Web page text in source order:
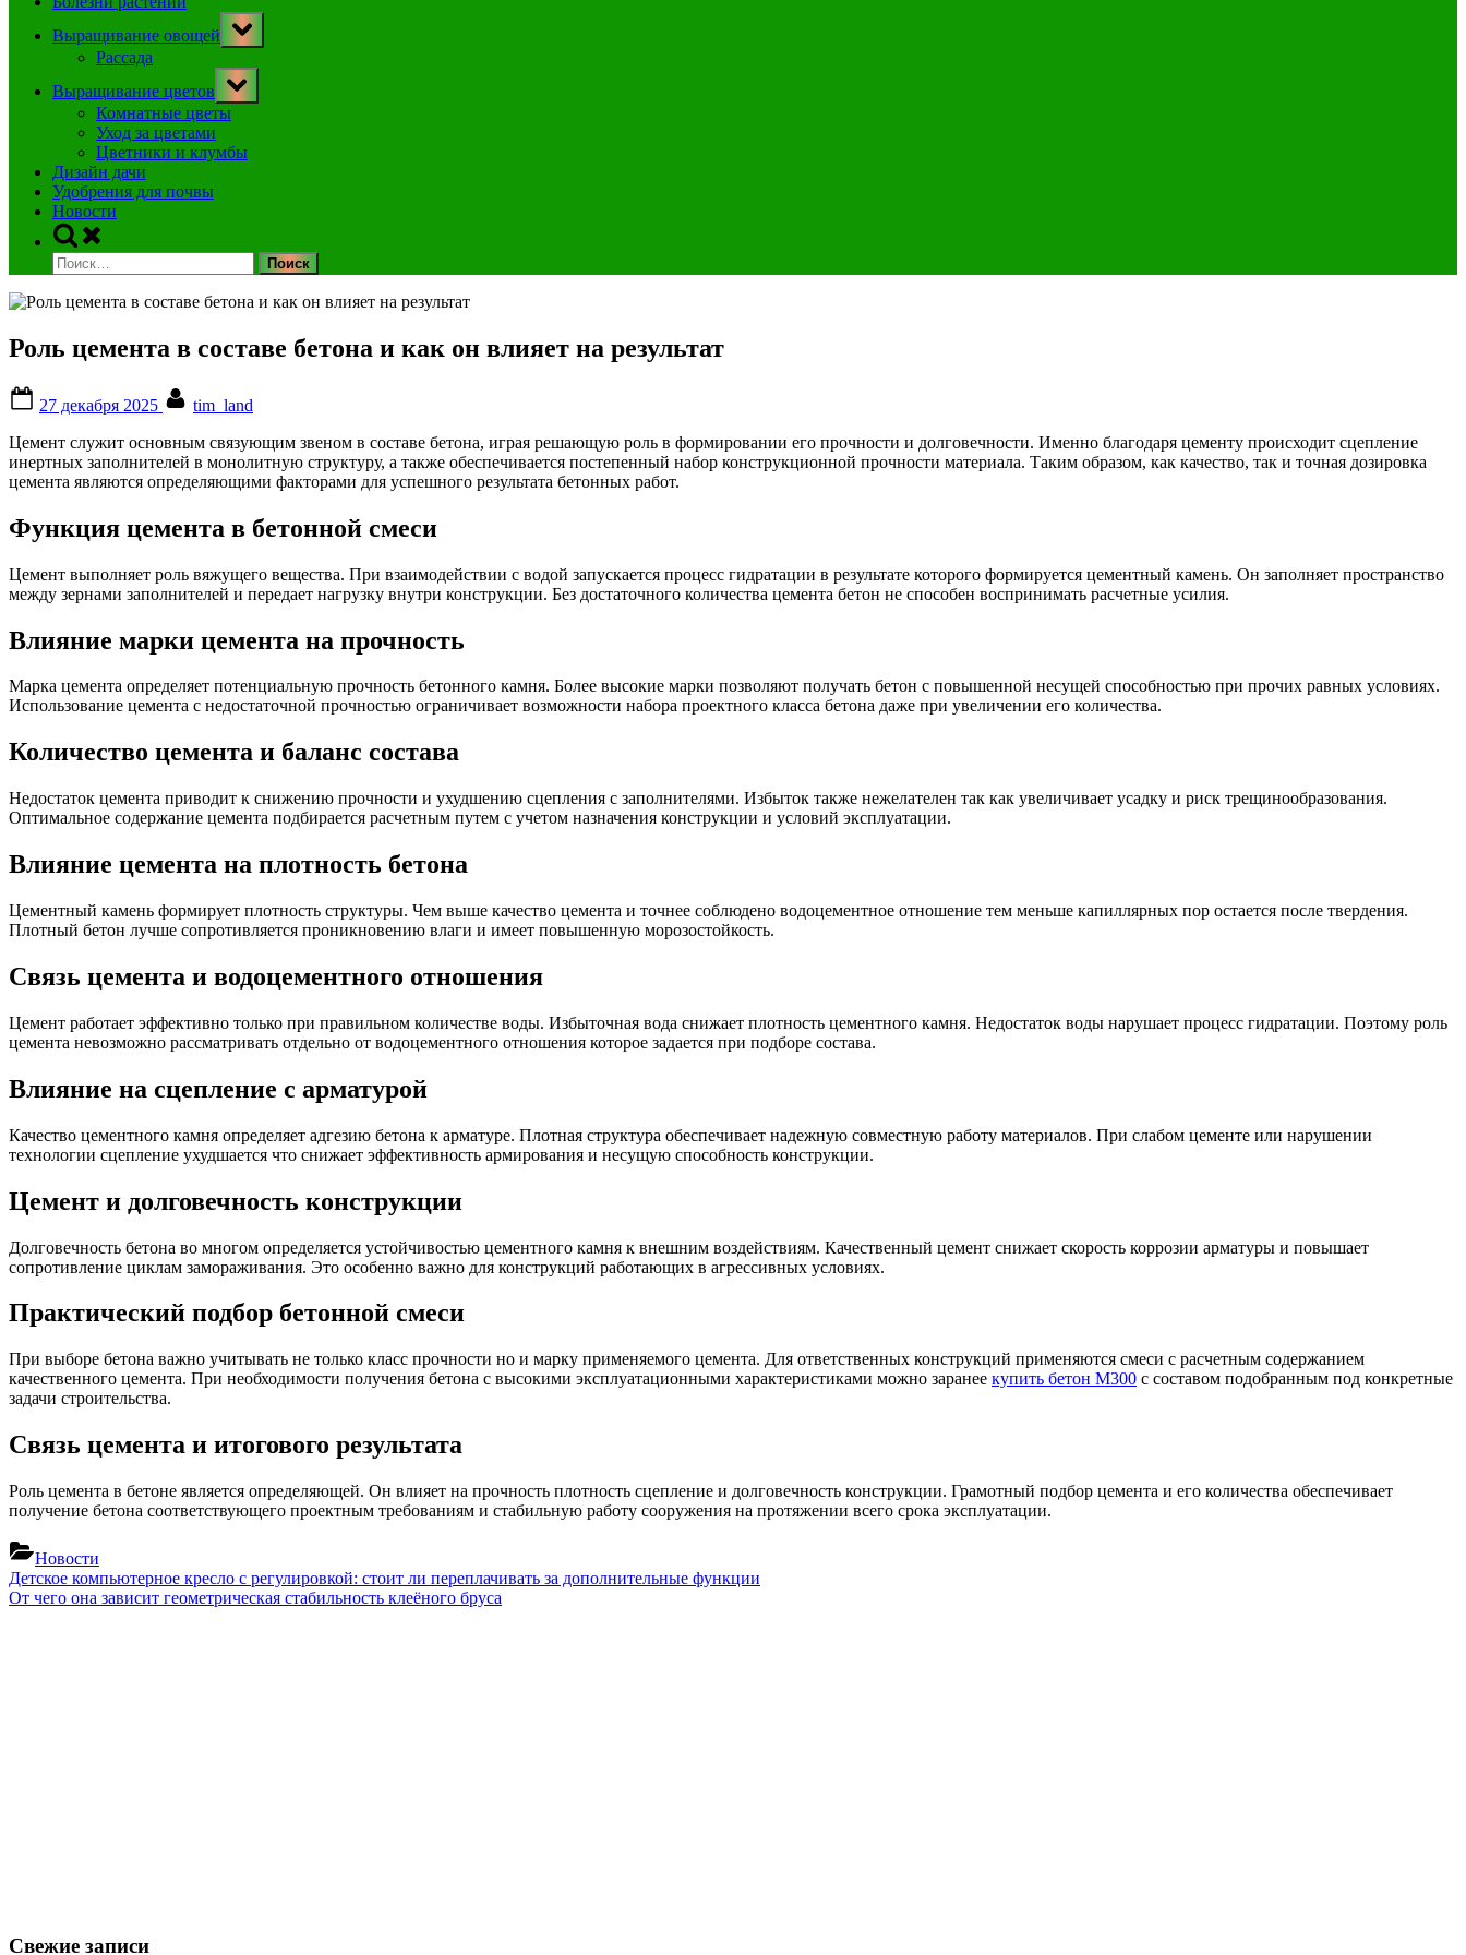
Выращивание овощей
Toggle
sub-
Рассада
Выращивание цветов
Toggle
sub-
menu
Комнатные цветы
Уход за цветами
Цветники и клумбы
Дизайн дачи
Удобрения для почвы
Новости
Toggle
search
form
Найти:
Роль цемента в составе бетона и как он влияет на результат
on
27 декабря 2025
tim_land
Цемент служит основным связующим звеном в составе бетона, играя решающую роль в формировании его прочности и долговечности. Именно благодаря цементу происходит сцепление
инертных заполнителей в монолитную структуру, а также обеспечивается постепенный набор конструкционной прочности материала. Таким образом, как качество, так и точная дозировка
цемента являются определяющими факторами для успешного результата бетонных работ.
Функция цемента в бетонной смеси
Цемент выполняет роль вяжущего вещества. При взаимодействии с водой запускается процесс гидратации в результате которого формируется цементный камень. Он заполняет пространство
между зернами заполнителей и передает нагрузку внутри конструкции. Без достаточного количества цемента бетон не способен воспринимать расчетные усилия.
Влияние марки цемента на прочность
Марка цемента определяет потенциальную прочность бетонного камня. Более высокие марки позволяют получать бетон с повышенной несущей способностью при прочих равных условиях.
Использование цемента с недостаточной прочностью ограничивает возможности набора проектного класса бетона даже при увеличении его количества.
Количество цемента и баланс состава
Недостаток цемента приводит к снижению прочности и ухудшению сцепления с заполнителями. Избыток также нежелателен так как увеличивает усадку и риск трещинообразования.
Оптимальное содержание цемента подбирается расчетным путем с учетом назначения конструкции и условий эксплуатации.
Влияние цемента на плотность бетона
Цементный камень формирует плотность структуры. Чем выше качество цемента и точнее соблюдено водоцементное отношение тем меньше капиллярных пор остается после твердения.
Плотный бетон лучше сопротивляется проникновению влаги и имеет повышенную морозостойкость.
Связь цемента и водоцементного отношения
Цемент работает эффективно только при правильном количестве воды. Избыточная вода снижает плотность цементного камня. Недостаток воды нарушает процесс гидратации. Поэтому роль
цемента невозможно рассматривать отдельно от водоцементного отношения которое задается при подборе состава.
Влияние на сцепление с арматурой
Качество цементного камня определяет адгезию бетона к арматуре. Плотная структура обеспечивает надежную совместную работу материалов. При слабом цементе или нарушении
технологии сцепление ухудшается что снижает эффективность армирования и несущую способность конструкции.
Цемент и долговечность конструкции
Долговечность бетона во многом определяется устойчивостью цементного камня к внешним воздействиям. Качественный цемент снижает скорость коррозии арматуры и повышает
сопротивление циклам замораживания. Это особенно важно для конструкций работающих в агрессивных условиях.
Практический подбор бетонной смеси
При выборе бетона важно учитывать не только класс прочности но и марку применяемого цемента. Для ответственных конструкций применяются смеси с расчетным содержанием
качественного цемента. При необходимости получения бетона с высокими эксплуатационными характеристиками можно заранее купить бетон М300 с составом подобранным под конкретные
задачи строительства.
Связь цемента и итогового результата
Роль цемента в бетоне является определяющей. Он влияет на прочность плотность сцепление и долговечность конструкции. Грамотный подбор цемента и его количества обеспечивает
получение бетона соответствующего проектным требованиям и стабильную работу сооружения на протяжении всего срока эксплуатации.
Новости
Навигация
по
Previous
Post:
Детское компьютерное кресло с регулировкой: стоит ли переплачивать за дополнительные функции
Next
От чего она зависит геометрическая стабильность клеёного бруса
Свежие записи